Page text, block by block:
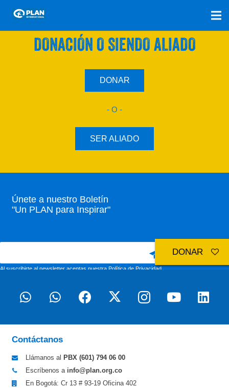
SÚMATE A NUESTRO PLAN CON UNA
DONACIÓN O SIENDO ALIADO
DONAR
- O -
SER ALIADO
Únete a nuestro Boletín
"Un PLAN para Inspirar"
Al suscribirte al newsletter aceptas nuestraPolítica de Privacidad
Contáctanos
Llámanos al PBX (601) 794 06 00
Escríbenos a info@plan.org.co
En Bogotá: Cr 13 # 93-19 Oficina 402
DONAR